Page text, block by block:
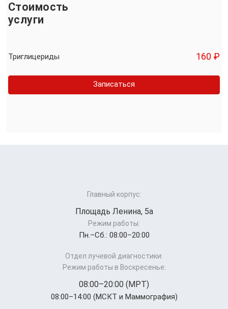
Стоимость
услуги
Триглицериды 160 ₽
Записаться
Главный корпус:
Площадь Ленина, 5а
Режим работы:
Пн.–Cб.: 08:00–20:00
Отдел лучевой диагностики:
Режим работы в Воскресенье:
08:00–20:00 (МРТ)
08:00–14:00 (МСКТ и Маммография)